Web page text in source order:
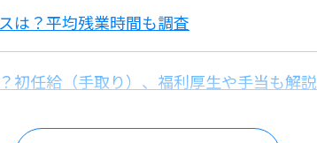
は？平均残業時間も調査
初任給（手取り）、福利厚生や手当も解説